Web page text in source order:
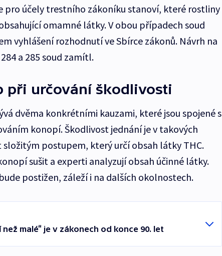
pro účely trestního zákoníku stanoví, které rostliny
omamné látky. V obou případech soud
vyhlášení rozhodnutí ve Sbírce zákonů. Návrh na
a 285 soud zamítl.
při určování škodlivosti
dvěma konkrétními kauzami, které jsou spojené s
konopí. Škodlivost jednání je v takových
složitým postupem, který určí obsah látky THC.
sušit a experti analyzují obsah účinné látky.
postižen, záleží i na dalších okolnostech.
malé“ je v zákonech od konce 90. let